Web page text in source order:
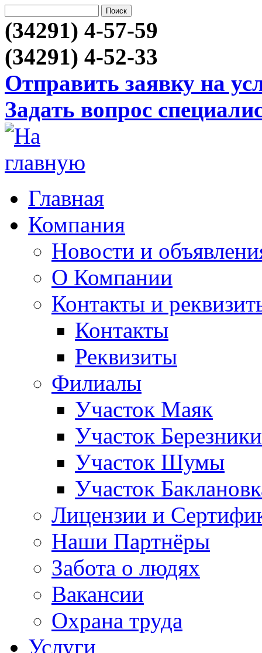
(34291) 4-57-59
(34291) 4-52-33
Отправить заявку на
Задать вопрос
Главная
Компания
Новости и
О Компании
Контакты и
Контакты
Реквизиты
Филиалы
Участок Маяк
Участок Березники
Участок Шумы
Участок
Лицензии и
Наши Партнёры
Забота о людях
Вакансии
Охрана труда
Услуги